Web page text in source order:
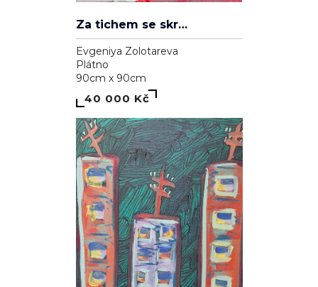
Za tichem se skrývá hluk
Evgeniya Zolotareva
Plátno
90cm x 90cm
40 000 Kč